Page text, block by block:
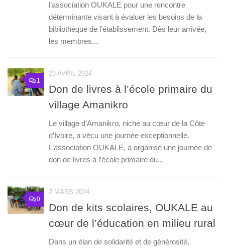
l’association OUKALE pour une rencontre
déterminante visant à évaluer les besoins de la
bibliothèque de l’établissement. Dès leur arrivée,
les membres...
1
23 AVRIL 2024
Don de livres à l’école primaire du
village Amanikro
Le village d’Amanikro, niché au cœur de la Côte
d’Ivoire, a vécu une journée exceptionnelle.
L’association OUKALE, a organisé une journée de
don de livres à l’école primaire du...
0
2 MARS 2024
Don de kits scolaires, OUKALE au
cœur de l’éducation en milieu rural
Dans un élan de solidarité et de générosité,